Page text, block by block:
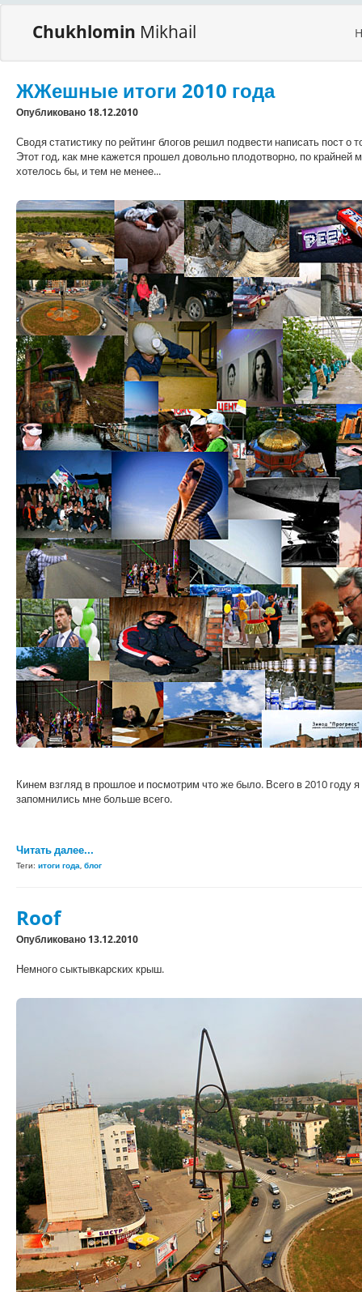
Chukhlomin Mikhail
ЖЖешные итоги 2010 года
Опубликовано 18.12.2010
Сводя статистику по рейтинг блогов решил подвести написать пост
Этот год, как мне кажется прошел довольно плодотворно, по
хотелось бы, и тем не менее...
Кинем взгляд в прошлое и посмотрим что же было. Всего в 2010 году
запомнились мне больше всего.
Читать далее...
Теги: итоги года, блог
Roof
Опубликовано 13.12.2010
Немного сыктывкарских крыш.